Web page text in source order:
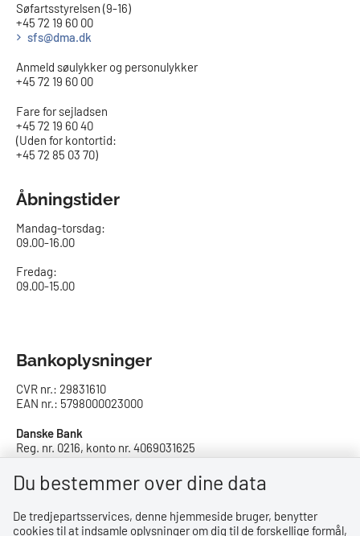
Søfartsstyrelsen (9-16)
+45 72 19 60 00
sfs@dma.dk
Anmeld søulykker og personulykker
+45 72 19 60 00
Fare for sejladsen
+45 72 19 60 40
(Uden for kontortid:
+45 72 85 03 70)
Åbningstider
Mandag-torsdag:
09.00-16.00​
Fredag:
09.00-15.00
Bankoplysninger
CVR nr.: 29831610
EAN nr.: 5798000023000
Danske Bank
Reg. nr. 0216, konto nr. 4069031625
IBAN: DK8402164069031625
SWIFT: DABADKKK
Privatlivspolitik
Du bestemmer over dine data
De tredjepartsservices, denne hjemmeside bruger, benytter
cookies til at indsamle oplysninger om dig til de forskellige formål,